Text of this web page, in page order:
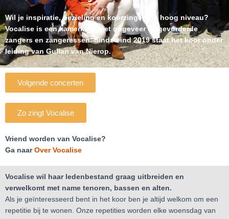
Wil je inspiratie, bezieling en koorzingen op hoog niveau?
Vocalise is een kamerkoor met ongeveer 30 gevorderde
zangers en zangeressen. Sinds eind 2019 staat het koor onder
leiding van Gulian van Nierop.
Volgende concerten
Zo zingt Vocalise
Vriend worden van Vocalise?
Ga naarOver Vocalise
Vocalise wil haar ledenbestand graag uitbreiden en
verwelkomt met name tenoren, bassen en alten.
Als je geïnteresseerd bent in het koor ben je altijd welkom om een
repetitie bij te wonen. Onze repetities worden elke woensdag van